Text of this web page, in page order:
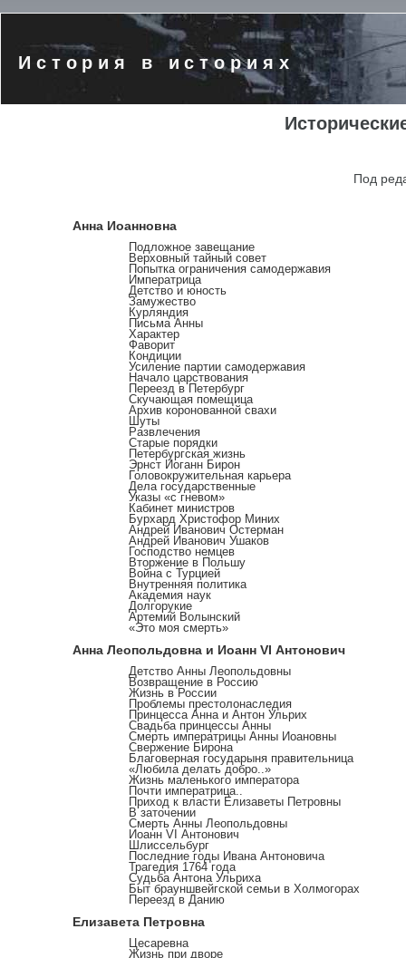
История в историях
Под
Анна Иоанновна
Подложное завещание
Верховный тайный совет
Попытка ограничения самодержавия
Императрица
Детство и юность
Замужество
Курляндия
Письма Анны
Характер
Фаворит
Кондиции
Усиление партии самодержавия
Начало царствования
Переезд в Петербург
Скучающая помещица
Архив коронованной свахи
Шуты
Развлечения
Старые порядки
Петербургская жизнь
Эрнст Иоганн Бирон
Головокружительная карьера
Дела государственные
Указы «с гневом»
Кабинет министров
Бурхард Христофор Миних
Андрей Иванович Остерман
Андрей Иванович Ушаков
Господство немцев
Вторжение в Польшу
Война с Турцией
Внутренняя политика
Академия наук
Долгорукие
Артемий Волынский
«Это моя смерть»
Анна Леопольдовна и Иоанн VI Антонович
Детство Анны Леопольдовны
Возвращение в Россию
Жизнь в России
Проблемы престолонаследия
Принцесса Анна и Антон Ульрих
Свадьба принцессы Анны
Смерть императрицы Анны Иоановны
Свержение Бирона
Благоверная государыня правительница
«Любила делать добро..»
Жизнь маленького императора
Почти императрица..
Приход к власти Елизаветы Петровны
В заточении
Смерть Анны Леопольдовны
Иоанн VI Антонович
Шлиссельбург
Последние годы Ивана Антоновича
Трагедия 1764 года
Судьба Антона Ульриха
Быт брауншвейгской семьи в Холмогорах
Переезд в Данию
Елизавета Петровна
Цесаревна
Жизнь при дворе